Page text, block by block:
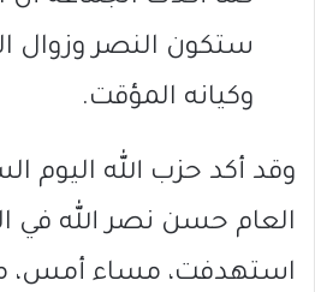
ستكون النصر وزوال
وكيانه المؤقت.
وقد أكد حزب الله اليوم
العام حسن نصر الله في
استهدفت، مساء أمس،